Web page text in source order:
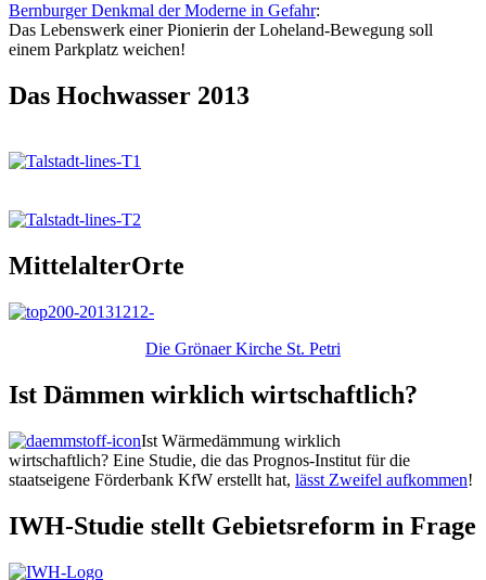
Bernburger Denkmal der Moderne in Gefahr:
Das Lebenswerk einer Pionierin der Loheland-Bewegung soll
einem Parkplatz weichen!
Das Hochwasser 2013
MittelalterOrte
Die Grönaer Kirche St. Petri
Ist Dämmen wirklich wirtschaftlich?
Ist Wärmedämmung wirklich
wirtschaftlich? Eine Studie, die das Prognos-Institut für die
staatseigene Förderbank KfW erstellt hat, lässt Zweifel aufkommen!
IWH-Studie stellt Gebietsreform in Frage